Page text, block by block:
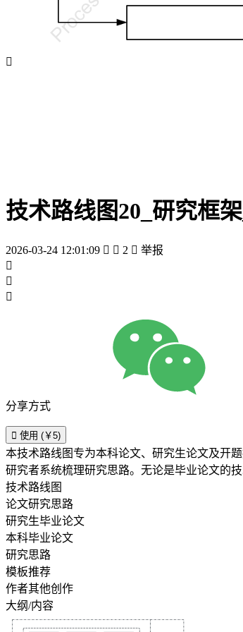

技术路线图20_研究框
2026-03-24 12:01:09   2  举报



分享方式
 使用 (￥5)
本技术路线图专为本科论文、研究生论文及开
研究者系统梳理研究思路。无论是毕业论文的
技术路线图
论文研究思路
研究生毕业论文
本科毕业论文
研究思路
模板推荐
作者其他创作
大纲/内容